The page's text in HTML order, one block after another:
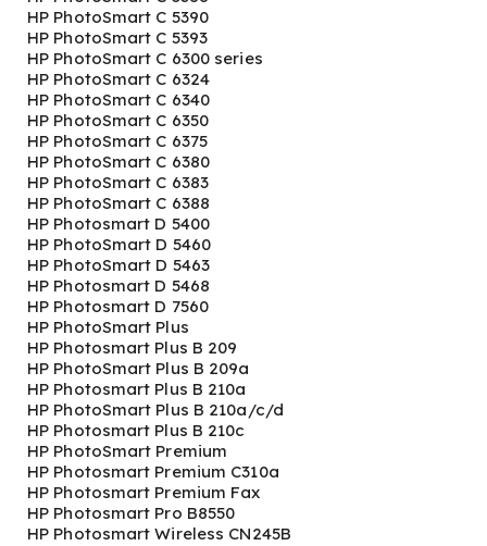
HP PhotoSmart C 5390
HP PhotoSmart C 5393
HP PhotoSmart C 6300 series
HP PhotoSmart C 6324
HP PhotoSmart C 6340
HP PhotoSmart C 6350
HP PhotoSmart C 6375
HP PhotoSmart C 6380
HP PhotoSmart C 6383
HP PhotoSmart C 6388
HP Photosmart D 5400
HP PhotoSmart D 5460
HP PhotoSmart D 5463
HP Photosmart D 5468
HP Photosmart D 7560
HP PhotoSmart Plus
HP Photosmart Plus B 209
HP PhotoSmart Plus B 209a
HP Photosmart Plus B 210a
HP PhotoSmart Plus B 210a/c/d
HP Photosmart Plus B 210c
HP PhotoSmart Premium
HP Photosmart Premium C310a
HP Photosmart Premium Fax
HP Photosmart Pro B8550
HP Photosmart Wireless CN245B